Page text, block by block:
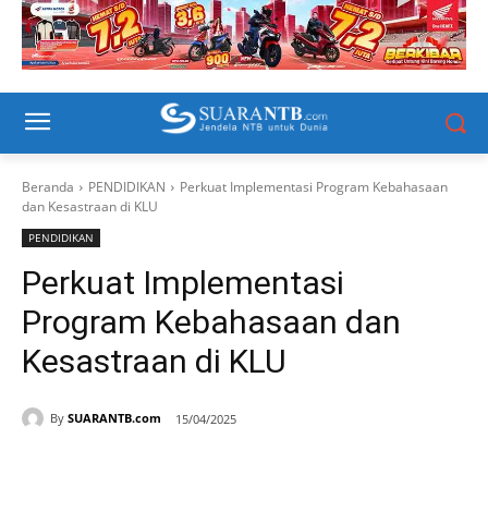
Beranda PENDIDIKAN
Perkuat Implementasi Program Kebahasaan
dan Kesastraan di KLU
PENDIDIKAN
Perkuat Implementasi
Program Kebahasaan dan
Kesastraan di KLU
By SUARANTB.com 15/04/2025